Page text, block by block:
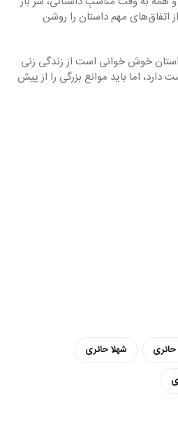
می‌کنند و علت اصلی بسیاری از اتفاق‌های مهم داستان را روشن
خوش خوانی است از زندگی زنی
را دوست دارد، اما باید موانع بزرگی را از پیش
شهلا حائری